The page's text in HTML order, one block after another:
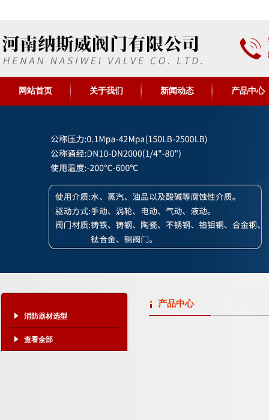
网站首页 关于我们 新闻动态 产品中心
消防器材选型
查看全部
产品中心